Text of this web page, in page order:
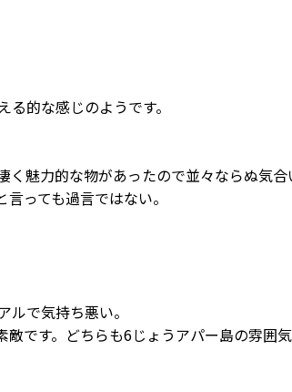
的な感じのようです。
く魅力的な物があったので並々ならぬ気合
っても過言ではない。
で気持ち悪い。
敵です。どちらも6じょうアパー島の雰囲気